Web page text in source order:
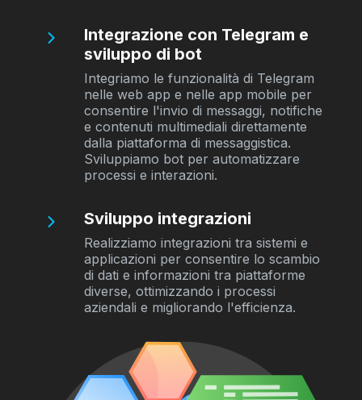
Integrazione con Telegram e
sviluppo di bot
Integriamo le funzionalità di Telegram
nelle web app e nelle app mobile per
consentire l'invio di messaggi, notifiche
e contenuti multimediali direttamente
dalla piattaforma di messaggistica.
Sviluppiamo bot per automatizzare
processi e interazioni.
Sviluppo integrazioni
Realizziamo integrazioni tra sistemi e
applicazioni per consentire lo scambio
di dati e informazioni tra piattaforme
diverse, ottimizzando i processi
aziendali e migliorando l'efficienza.